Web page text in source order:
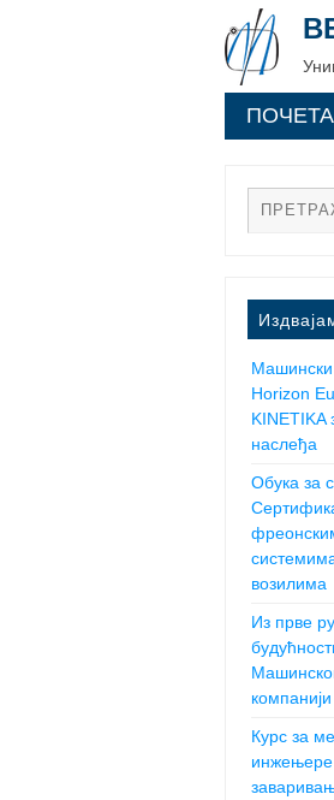
Машински
Horizon
KINETIKA
наслеђа
Обука за
возилима
Из прве
Курс за
инжењере